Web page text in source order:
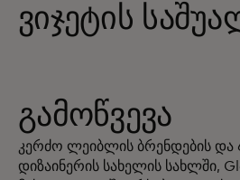
ვიჯეტის
გამოწვევა
კერძო ლეიბლის ბრენდების და
დიზაინერის სახელის სახლში,